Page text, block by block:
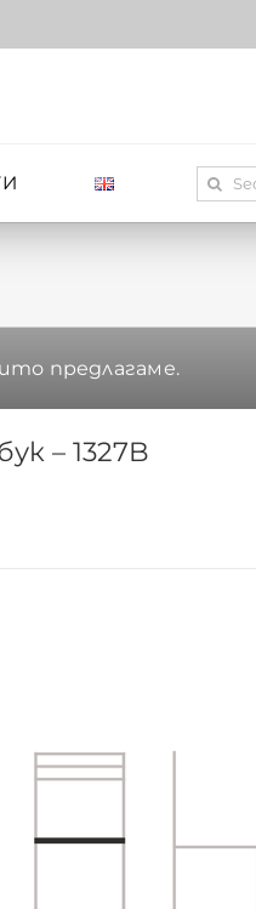
Search
for:
предлагаме.
– 1327B